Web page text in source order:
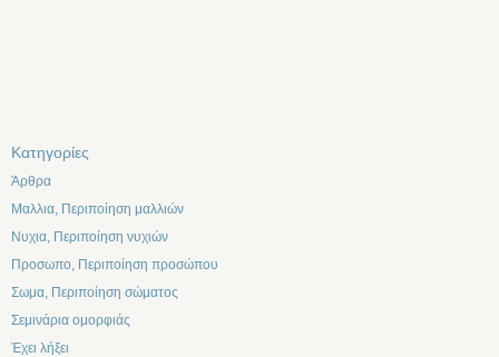
Kατηγορίες
Άρθρα
Μαλλια, Περιποίηση μαλλιών
Νυχια, Περιποίηση νυχιών
Προσωπο, Περιποίηση προσώπου
Σωμα, Περιποίηση σώματος
Σεμινάρια ομορφιάς
Έχει λήξει